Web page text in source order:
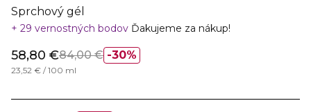
Sprchový gél
29 vernostných bodov Ďakujeme za nákup!
30%
58,80 €84,00 €
23,52 € / 100 ml